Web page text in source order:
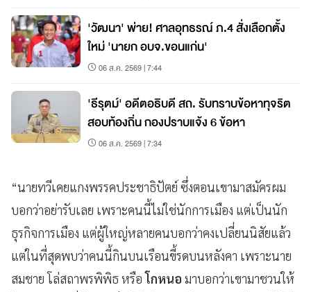
'วัฒนา' พ่าย! ศาลอุทธรณ์ ภ.4 สั่งเลือกตั้ง
ใหม่ 'นายก อบจ.ขอนแก่น'
06 ส.ค. 2569 | 7:44
'ธีรุตม์' อดีตอธิบดี สถ. รับทราบข้อหาทุจริต
สอบท้องถิ่น กองปราบแจ้ง 6 ข้อหา
06 ส.ค. 2569 | 7:34
“นายทวีเคยแกงพรรคประชาธิปัตย์ ซึ่งตอนเขามาสมัครผม
บอกว่าอย่ารับเลย เพราะคนนี้ไม่ใช่นักการเมือง แต่เป็นนัก
ธุรกิจการเมือง แต่ผู้ใหญ่หลายคนบอกว่าคงเปลี่ยนนิสัยแล้ว
แต่ในที่สุดพบว่าคนนี้กินบนเรือนขี้รดบนหลังคา เพราะนาย
สมชาย โล่สถาพรพิพิธ หรือโกหนอ มาบอกว่าเขามาชวนให้